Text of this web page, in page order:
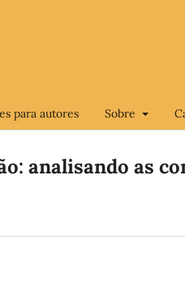
para autores Sobre
analisando as